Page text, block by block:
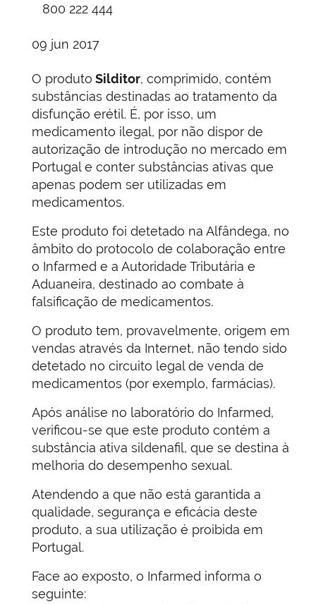
800 222 444
09 jun 2017
O produto Silditor, comprimido, contém
substâncias destinadas ao tratamento da
disfunção erétil. É, por isso, um
medicamento ilegal, por não dispor de
autorização de introdução no mercado em
Portugal e conter substâncias ativas que
apenas podem ser utilizadas em
medicamentos.
Este produto foi detetado na Alfândega, no
âmbito do protocolo de colaboração entre
o Infarmed e a Autoridade Tributária e
Aduaneira, destinado ao combate à
falsificação de medicamentos.
O produto tem, provavelmente, origem em
vendas através da Internet, não tendo sido
detetado no circuito legal de venda de
medicamentos (por exemplo, farmácias).
Após análise no laboratório do Infarmed,
verificou-se que este produto contém a
substância ativa sildenafil, que se destina à
melhoria do desempenho sexual.
Atendendo a que não está garantida a
qualidade, segurança e eficácia deste
produto, a sua utilização é proibida em
Portugal.
Face ao exposto, o Infarmed informa o
seguinte: